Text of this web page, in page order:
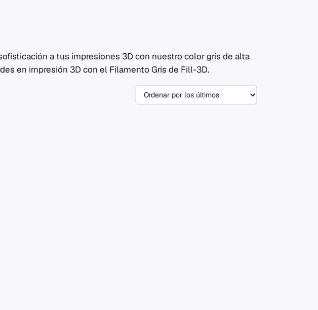
a tus impresiones 3D con nuestro color gris de alta
en impresión 3D con el Filamento Gris de Fill-3D.